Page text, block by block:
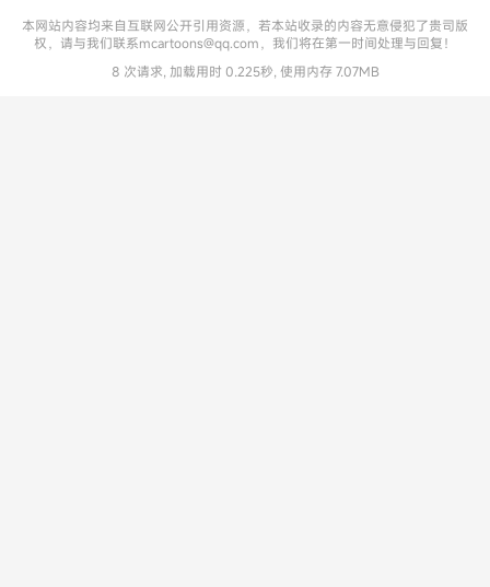
本网站内容均来自互联网公开引用资源，若本站收录的内容无意侵犯了贵司版
权，请与我们联系mcartoons@qq.com，我们将在第一时间处理与回复！
8 次请求, 加载用时 0.225秒, 使用内存 7.07MB